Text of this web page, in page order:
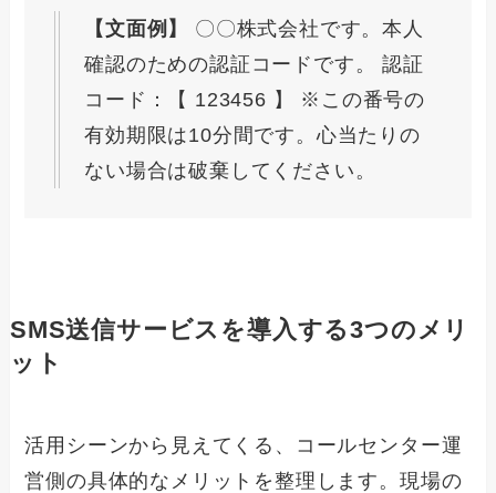
【文面例】
〇〇株式会社です。本人
確認のための認証コードです。 認証
コード：【 123456 】 ※この番号の
有効期限は10分間です。心当たりの
ない場合は破棄してください。
SMS送信サービスを導入する3つのメリ
ット
活用シーンから見えてくる、コールセンター運
営側の具体的なメリットを整理します。現場の